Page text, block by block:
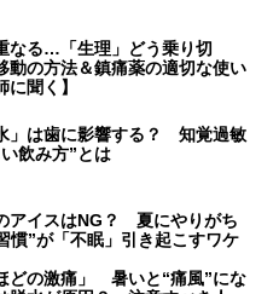
なる…「生理」どう乗り切
の方法＆鎮痛薬の適切な使い
に聞く】
」は歯に影響する？ 知覚過敏
飲み方”とは
アイスはNG？ 夏にやりがち
慣”が「不眠」引き起こすワケ
どの激痛」 暑いと“痛風”にな